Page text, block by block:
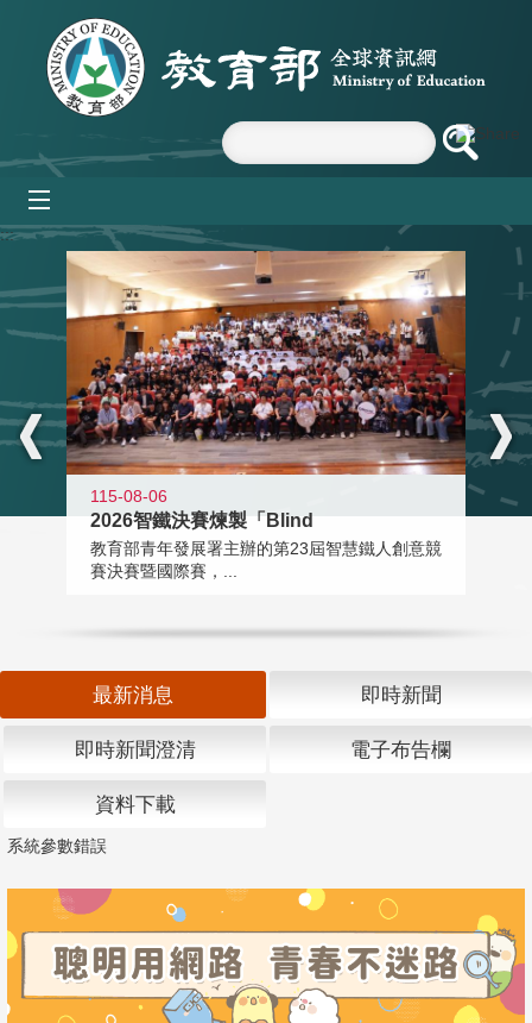
跳到主要內容區塊
:::
115-08-06
2026智鐵決賽煉製「Blind
教育部青年發展署主辦的第23屆智慧鐵人創意競
賽決賽暨國際賽，...
最新消息 即時新聞
即時新聞澄清 電子布告欄
資料下載
系統參數錯誤